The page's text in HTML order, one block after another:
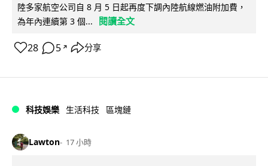
陸多家航空公司自 8 月 5 日起再度下調內陸航線燃油附加費，
為年內連續第 3 個...
閱讀全文
28 5 ↗ 分享
科技娛樂 生活科技 區塊鏈
Lawton 17 小時